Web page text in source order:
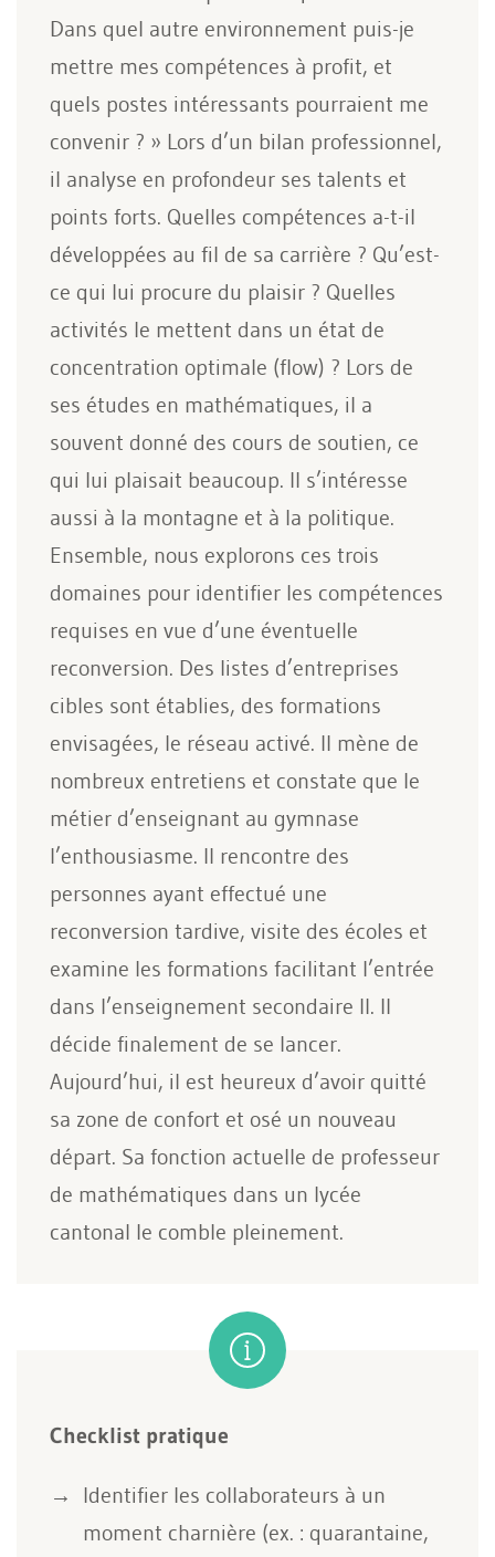
Dans quel autre environnement puis-je
mettre mes compétences à profit, et
quels postes intéressants pourraient me
convenir ? » Lors d’un bilan professionnel,
il analyse en profondeur ses talents et
points forts. Quelles compétences a-t-il
développées au fil de sa carrière ? Qu’est-
ce qui lui procure du plaisir ? Quelles
activités le mettent dans un état de
concentration optimale (flow) ? Lors de
ses études en mathématiques, il a
souvent donné des cours de soutien, ce
qui lui plaisait beaucoup. Il s’intéresse
aussi à la montagne et à la politique.
Ensemble, nous explorons ces trois
domaines pour identifier les compétences
requises en vue d’une éventuelle
reconversion. Des listes d’entreprises
cibles sont établies, des formations
envisagées, le réseau activé. Il mène de
nombreux entretiens et constate que le
métier d’enseignant au gymnase
l’enthousiasme. Il rencontre des
personnes ayant effectué une
reconversion tardive, visite des écoles et
examine les formations facilitant l’entrée
dans l’enseignement secondaire II. Il
décide finalement de se lancer.
Aujourd’hui, il est heureux d’avoir quitté
sa zone de confort et osé un nouveau
départ. Sa fonction actuelle de professeur
de mathématiques dans un lycée
cantonal le comble pleinement.
Checklist pratique
Identifier les collaborateurs à un
moment charnière (ex. : quarantaine,